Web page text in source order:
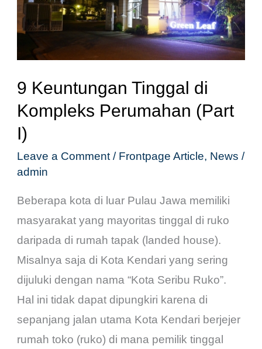
9 Keuntungan Tinggal di
Kompleks Perumahan (Part
I)
Leave a Comment / Frontpage Article, News /
admin
Beberapa kota di luar Pulau Jawa memiliki
masyarakat yang mayoritas tinggal di ruko
daripada di rumah tapak (landed house).
Misalnya saja di Kota Kendari yang sering
dijuluki dengan nama “Kota Seribu Ruko”.
Hal ini tidak dapat dipungkiri karena di
sepanjang jalan utama Kota Kendari berjejer
rumah toko (ruko) di mana pemilik tinggal
Kompleks
Perumahan
(Part